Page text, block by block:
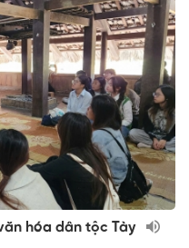
hóa dân tộc Tày